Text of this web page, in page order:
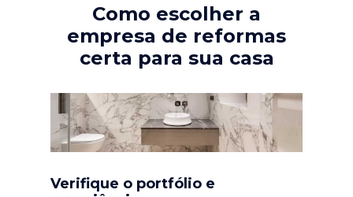
Como escolher a
empresa de reformas
certa para sua casa
Verifique o portfólio e